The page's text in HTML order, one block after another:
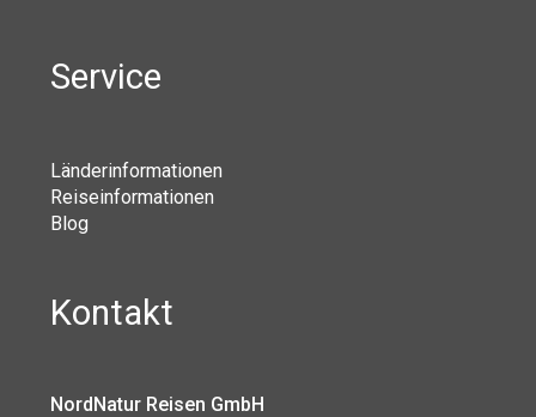
Service
Länderinformationen
Reiseinformationen
Blog
Kontakt
NordNatur Reisen GmbH